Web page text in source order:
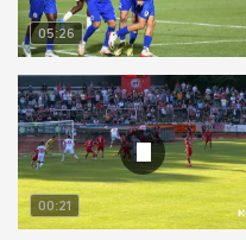
05:26
00:21